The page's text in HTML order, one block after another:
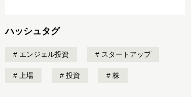
ハッシュタグ
エンジェル投資 スタートアップ
上場 投資 株